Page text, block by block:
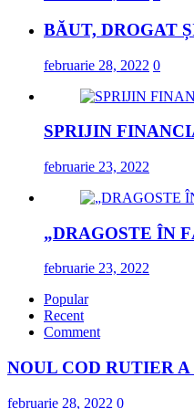
BĂUT, DROGAT
februarie 28, 2022 0
SPRIJIN
februarie 23, 2022
„DRAGOSTE ÎN
februarie 23, 2022
Popular
Recent
Comment
NOUL COD RUTIER
februarie 28, 2022 0